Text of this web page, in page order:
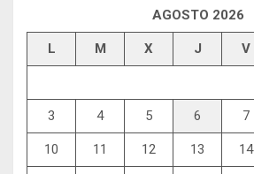
AGOSTO 2026
L M X J V
3 4 5 6 7
10 11 12 13 14